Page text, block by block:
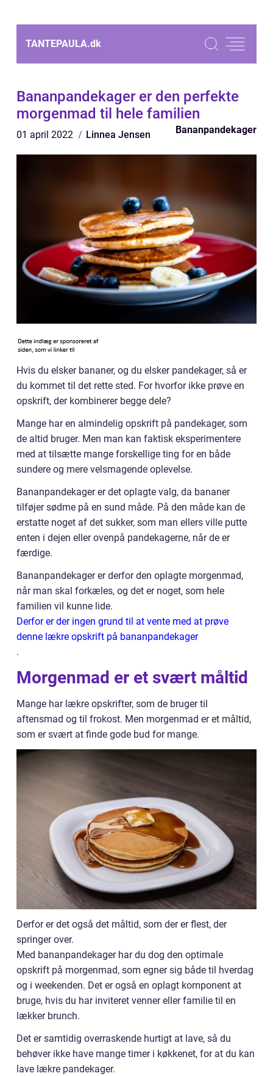
TANTEPAULA.dk
Bananpandekager er den perfekte
morgenmad til hele familien
01 april 2022 Linnea Jensen Bananpandekager
Hvis du elsker bananer, og du elsker pandekager, så er
du kommet til det rette sted. For hvorfor ikke prøve en
opskrift, der kombinerer begge dele?
Mange har en almindelig opskrift på pandekager, som
de altid bruger. Men man kan faktisk eksperimentere
med at tilsætte mange forskellige ting for en både
sundere og mere velsmagende oplevelse.
Bananpandekager er det oplagte valg, da bananer
tilføjer sødme på en sund måde. På den måde kan de
erstatte noget af det sukker, som man ellers ville putte
enten i dejen eller ovenpå pandekagerne, når de er
færdige.
Bananpandekager er derfor den oplagte morgenmad,
når man skal forkæles, og det er noget, som hele
familien vil kunne lide.
Derfor er der ingen grund til at vente med at prøve
denne lækre opskrift på bananpandekager
.
Morgenmad er et svært måltid
Mange har lækre opskrifter, som de bruger til
aftensmad og til frokost. Men morgenmad er et måltid,
som er svært at finde gode bud for mange.
Derfor er det også det måltid, som der er flest, der
springer over.
Med bananpandekager har du dog den optimale
opskrift på morgenmad, som egner sig både til hverdag
og i weekenden. Det er også en oplagt komponent at
bruge, hvis du har inviteret venner eller familie til en
lækker brunch.
Det er samtidig overraskende hurtigt at lave, så du
behøver ikke have mange timer i køkkenet, for at du kan
lave lækre pandekager.